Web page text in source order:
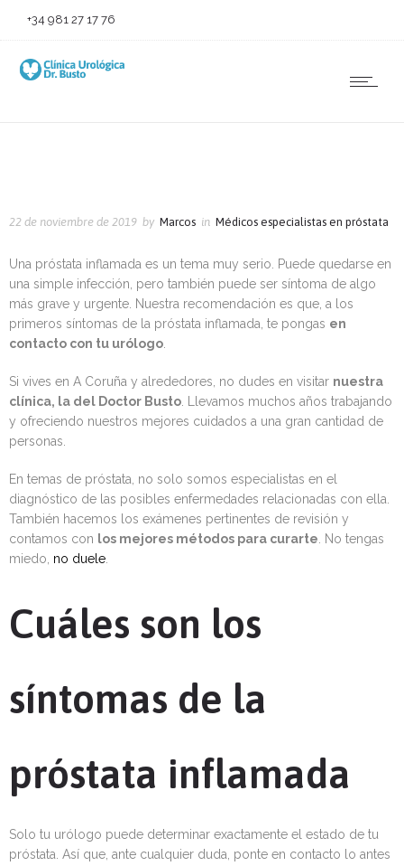
+34 981 27 17 76
22 de noviembre de 2019 by Marcos in Médicos especialistas en próstata
Una próstata inflamada es un tema muy serio. Puede quedarse en
una simple infección, pero también puede ser síntoma de algo
más grave y urgente. Nuestra recomendación es que, a los
primeros síntomas de la próstata inflamada, te pongas en
contacto con tu urólogo
Si vives en A Coruña y alrededores, no dudes en visitar nuestra
clínica, la del Doctor Busto . Llevamos muchos años trabajando
y ofreciendo nuestros mejores cuidados a una gran cantidad de
personas.
En temas de próstata, no solo somos especialistas en el
diagnóstico de las posibles enfermedades relacionadas con ella.
También hacemos los exámenes pertinentes de revisión y
contamos con los mejores métodos para curarte . No tengas
miedo, no duele
Cuáles son los
síntomas de la
próstata inflamada
Solo tu urólogo puede determinar exactamente el estado de tu
próstata. Así que, ante cualquier duda, ponte en contacto lo antes